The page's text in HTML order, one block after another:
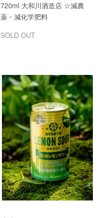
720ml 大和川酒造店 ☆減農
薬・減化学肥料
SOLD OUT